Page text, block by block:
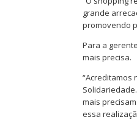
grande
promovendo
Para a
mais precisa.
“Acreditamos
mais
essa